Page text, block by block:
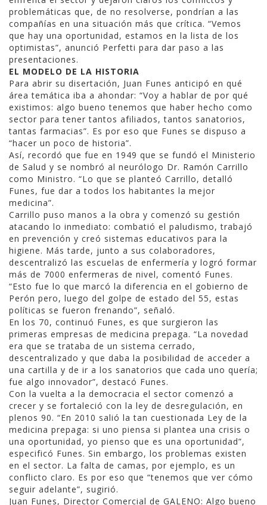
problemáticas que, de no resolverse, pondrían a las
compañías en una situación más que crítica. “Vemos
que hay una oportunidad, estamos en la lista de los
optimistas”, anunció Perfetti para dar paso a las
presentaciones.
EL MODELO DE LA HISTORIA
Para abrir su disertación, Juan Funes anticipó en qué
área temática iba a ahondar: “Voy a hablar de por qué
existimos: algo bueno tenemos que haber hecho como
sector para tener tantos afiliados, tantos sanatorios,
tantas farmacias”. Es por eso que Funes se dispuso a
“hacer un poco de historia”.
Así, recordó que fue en 1949 que se fundó el Ministerio
de Salud y se nombró al neurólogo Dr. Ramón Carrillo
como Ministro. “Lo que se planteó Carrillo, detalló
Funes, fue dar a todos los habitantes la mejor
medicina”.
Carrillo puso manos a la obra y comenzó su gestión
atacando lo inmediato: combatió el paludismo, trabajó
en prevención y creó sistemas educativos para la
higiene. Más tarde, junto a sus colaboradores,
descentralizó las escuelas de enfermería y logró formar
más de 7000 enfermeras de nivel, comentó Funes.
“Esto fue lo que marcó la diferencia en el gobierno de
Perón pero, luego del golpe de estado del 55, estas
políticas se fueron frenando”, señaló.
En los 70, continuó Funes, es que surgieron las
primeras empresas de medicina prepaga. “La novedad
era que se trataba de un sistema cerrado,
descentralizado y que daba la posibilidad de acceder a
una cartilla y de ir a los sanatorios que cada uno quería;
fue algo innovador”, destacó Funes.
Con la vuelta a la democracia el sector comenzó a
crecer y se fortaleció con la ley de desregulación, en
plenos 90. “En 2010 salió la tan cuestionada Ley de la
medicina prepaga: si uno piensa si plantea una crisis o
una oportunidad, yo pienso que es una oportunidad”,
especificó Funes. Sin embargo, los problemas existen
en el sector. La falta de camas, por ejemplo, es un
conflicto claro. Es por eso que “tenemos que ver cómo
seguir adelante”, sugirió.
Juan Funes, Director Comercial de GALENO: Algo bueno